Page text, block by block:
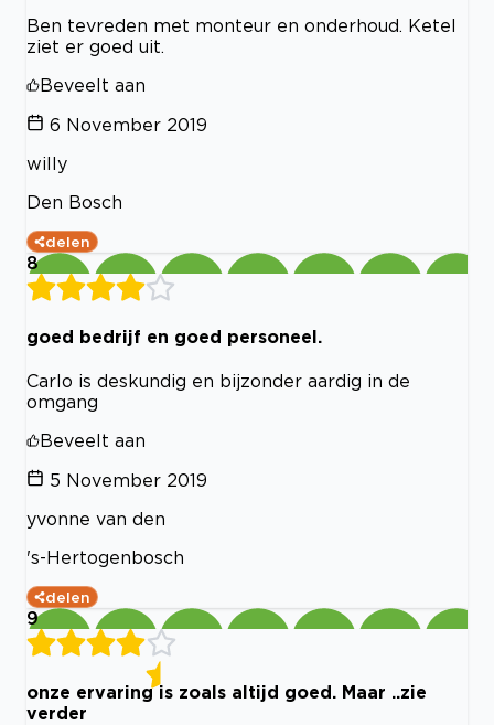
Ben tevreden met monteur en onderhoud. Ketel
ziet er goed uit.
Beveelt aan
6 November 2019
willy
Den Bosch
delen
8
goed bedrijf en goed personeel.
Carlo is deskundig en bijzonder aardig in de
omgang
Beveelt aan
5 November 2019
yvonne van den
's-Hertogenbosch
delen
9
onze ervaring is zoals altijd goed. Maar ..zie
verder